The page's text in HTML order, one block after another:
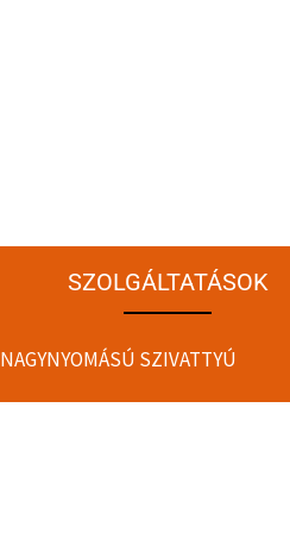
SZOLGÁLTATÁSOK
NAGYNYOMÁSÚ SZIVATTYÚ